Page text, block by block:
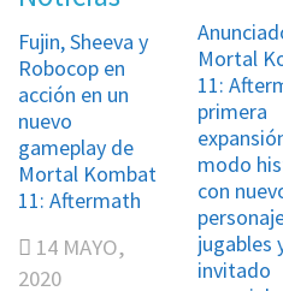
Fujin, Sheeva y
Robocop en
acción en un
nuevo
gameplay de
Mortal Kombat
11: Aftermath
14 MAYO,
2020
Mortal
11:
primera
modo
con
jugables
invitado